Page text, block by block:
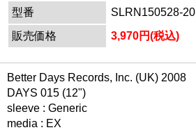
型番
SLRN150528-20
販売価格
3,970円(税込)
Better Days Records, Inc. (UK) 2008
DAYS 015 (12")
sleeve : Generic
media : EX